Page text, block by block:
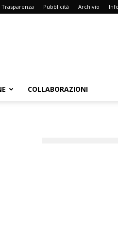
Trasparenza Pubblicità Archivio
COLLABORAZIONI